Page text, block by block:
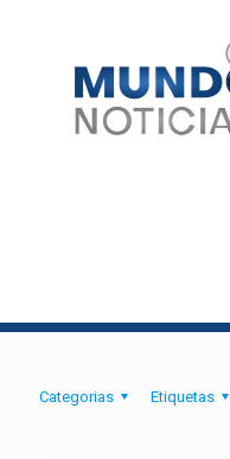
Categorias Etiquetas